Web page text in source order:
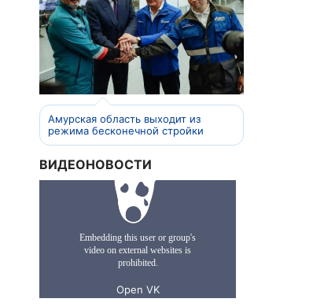
Амурская область выходит из
режима бесконечной стройки
ВИДЕОНОВОСТИ